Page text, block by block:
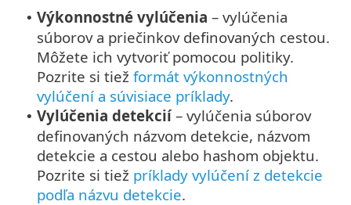
• Výkonnostné vylúčenia – vylúčenia
súborov a priečinkov definovaných cestou.
Môžete ich vytvoriť pomocou politiky.
Pozrite si tiež formát výkonnostných
vylúčení a súvisiace príklady.
• Vylúčenia detekcií– vylúčenia súborov
definovaných názvom detekcie, názvom
detekcie a cestou alebo hashom objektu.
Pozrite si tiež príklady vylúčení z detekcie
podľa názvu detekcie.